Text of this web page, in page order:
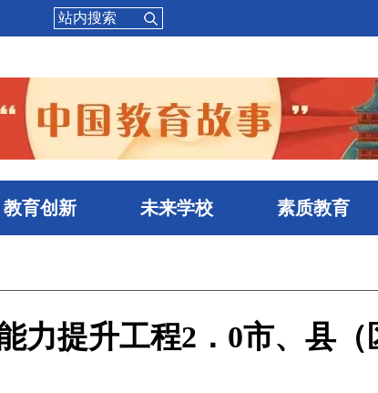
教育创新 未来学校 素质教育
力提升工程2．0市、县